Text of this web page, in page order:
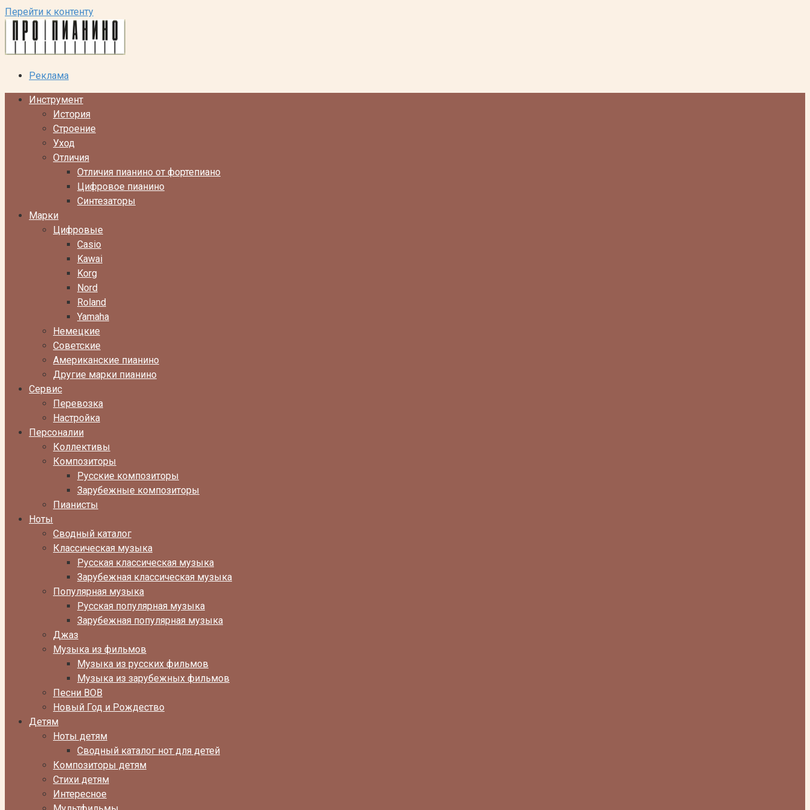
Перейти к контенту
Реклама
Инструмент
История
Строение
Уход
Отличия
Отличия пианино от фортепиано
Цифровое пианино
Синтезаторы
Марки
Цифровые
Casio
Kawai
Korg
Nord
Roland
Yamaha
Немецкие
Советские
Американские пианино
Другие марки пианино
Сервис
Перевозка
Настройка
Персоналии
Коллективы
Композиторы
Русские композиторы
Зарубежные композиторы
Пианисты
Ноты
Сводный каталог
Классическая музыка
Русская классическая музыка
Зарубежная классическая музыка
Популярная музыка
Русская популярная музыка
Зарубежная популярная музыка
Джаз
Музыка из фильмов
Музыка из русских фильмов
Музыка из зарубежных фильмов
Песни ВОВ
Новый Год и Рождество
Детям
Ноты детям
Сводный каталог нот для детей
Композиторы детям
Стихи детям
Интересное